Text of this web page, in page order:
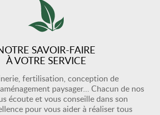
SAVOIR-FAIRE
À VOTRE SERVICE
fertilisation, conception de
paysager… Chacun de nos
écoute et vous conseille dans son
pour vous aider à réaliser tous